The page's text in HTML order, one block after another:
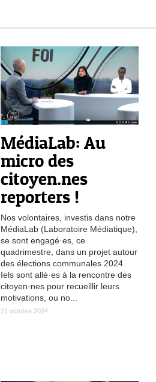
MédiaLab: Au
micro des
citoyen.nes
reporters !
Nos volontaires, investis dans notre
MédiaLab (Laboratoire Médiatique),
se sont engagé·es, ce
quadrimestre, dans un projet autour
des élections communales 2024.
Iels sont allé·es à la rencontre des
citoyen·nes pour recueillir leurs
motivations, ou no...
21 octobre 2024